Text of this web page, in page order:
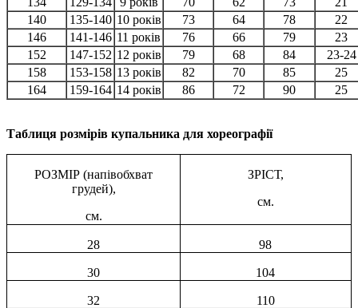
140
135-140 10 років 73 64 78
22
146
141-146 11 років 76 66 79
23
152
147-152 12 років 79 68 84
23-24
158
153-158 13 років 82 70 85
25
164
159-164 14 років 86 72 90 25
Таблиця розмірів купальника для хореографії
РОЗМІР (напівобхват
грудей),
см.
ЗРІСТ,
см.
28 98
30 104
32 110